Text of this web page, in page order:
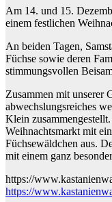
Am 14. und 15.
einem festlichen
An beiden Tagen,
Füchse sowie deren
stimmungsvollen
Zusammen mit unserer
abwechslungsreiches
Klein
Weihnachtsmarkt mit
Füchsewäldchen aus.
mit einem ganz
https://
https://